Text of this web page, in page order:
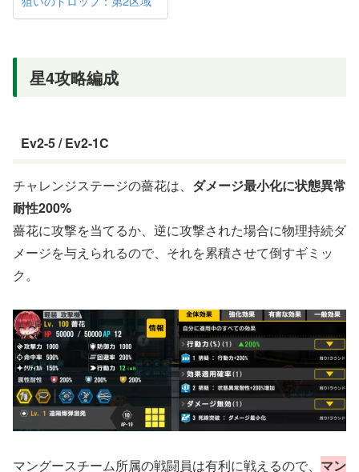
星4攻略編成
Ev2-5 / Ev2-1C
チャレンジステージの薔花は、 ダメージ最小化に状態異常
耐性200%
薔花に攻撃を当てるか、逆に攻撃された場合に物理持続ダ
メージを与えられるので、それを累積させて倒すギミッ
ク。
マングースチーム所属の戦闘員は有利に戦えるので、 マン